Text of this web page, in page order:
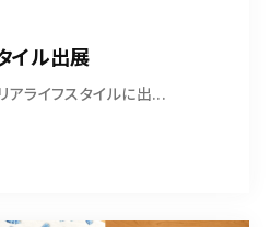
イル出展
アライフスタイルに出...